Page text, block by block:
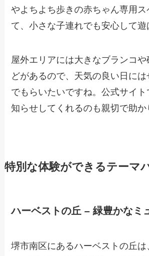
やよちよち歩きの赤ちゃん専用ス
て、小さな子連れでも安心して遊
屋外エリアには大きなブランコ
どがあるので、天気の良い日に
でもらいたいですね。公式サイ
知らせしてくれるのも親切で助か
特別な体験ができるテーマ
ハーベストの丘 – 緑豊かなミ
堺市南区にあるハーベストの丘は